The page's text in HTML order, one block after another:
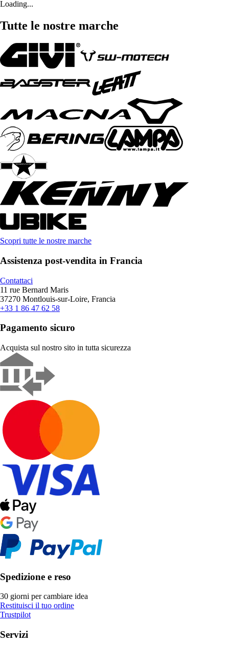
Loading...
Tutte le nostre marche
Scopri tutte le nostre marche
Assistenza post-vendita in Francia
Contattaci
11 rue Bernard Maris
37270 Montlouis-sur-Loire, Francia
+33 1 86 47 62 58
Pagamento sicuro
Acquista sul nostro sito in tutta sicurezza
Spedizione e reso
30 giorni per cambiare idea
Restituisci il tuo ordine
Trustpilot
Servizi